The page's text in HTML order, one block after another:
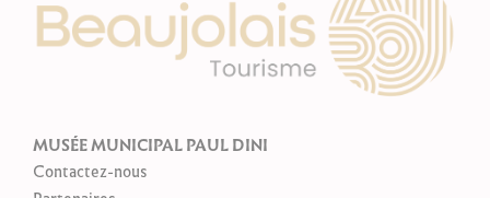
MUSÉE MUNICIPAL PAUL DINI
Contactez-nous